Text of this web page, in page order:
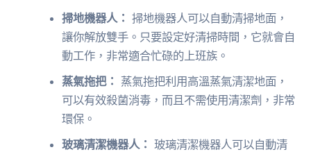
掃地機器人： 掃地機器人可以自動清掃地面，
讓你解放雙手。只要設定好清掃時間，它就會自
動工作，非常適合忙碌的上班族。
蒸氣拖把： 蒸氣拖把利用高溫蒸氣清潔地面，
可以有效殺菌消毒，而且不需使用清潔劑，非常
環保。
玻璃清潔機器人： 玻璃清潔機器人可以自動清